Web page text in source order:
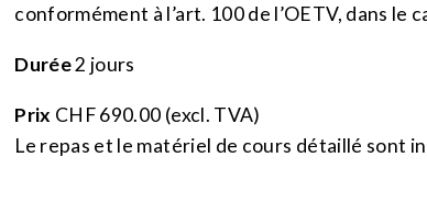
conformément à l’art. 100 de l’OETV, dans le
Durée2 jours
Prix CHF 690.00 (excl. TVA)
Le repas et le matériel de cours détaillé sont